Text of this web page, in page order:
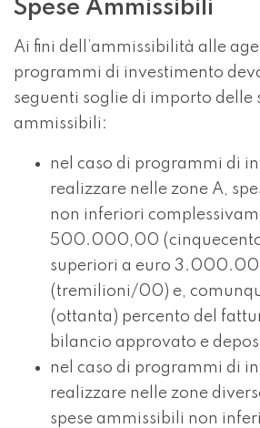
Spese Ammissibili
Ai fini dell’ammissibilità alle
programmi di investimento
seguenti soglie di importo delle
ammissibili:
nel caso di programmi di
realizzare nelle zone A,
non inferiori
500.000,00
superiori a euro
(tremilioni/00) e,
(ottanta) percento del
bilancio approvato e
nel caso di programmi di
realizzare nelle zone
spese ammissibili non